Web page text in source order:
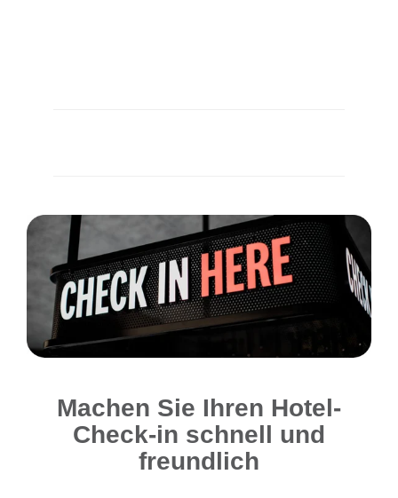
Machen Sie Ihren Hotel-
Check-in schnell und
freundlich